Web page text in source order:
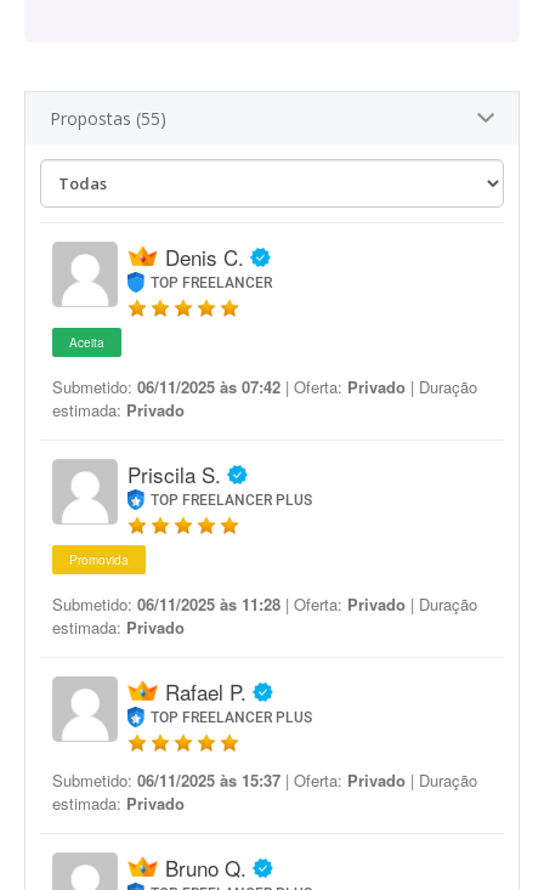
Propostas (55)
Denis C.
TOP FREELANCER
Aceita
Submetido: 06/11/2025 às 07:42 | Oferta: Privado | Duração
estimada: Privado
Priscila S.
TOP FREELANCER PLUS
Promovida
Submetido: 06/11/2025 às 11:28 | Oferta: Privado | Duração
estimada: Privado
Rafael P.
TOP FREELANCER PLUS
Submetido: 06/11/2025 às 15:37 | Oferta: Privado | Duração
estimada: Privado
Bruno Q.